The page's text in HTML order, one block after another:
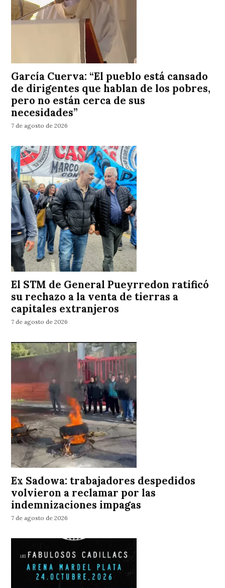
García Cuerva: “El pueblo está cansado
de dirigentes que hablan de los pobres,
pero no están cerca de sus
necesidades”
7 de agosto de 2026
El STM de General Pueyrredon ratificó
su rechazo a la venta de tierras a
capitales extranjeros
7 de agosto de 2026
Ex Sadowa: trabajadores despedidos
volvieron a reclamar por las
indemnizaciones impagas
7 de agosto de 2026